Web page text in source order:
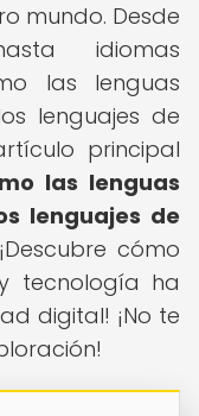
mundo. Desde
idiomas
las lenguas
lenguajes de
principal
las lenguas
lenguajes de
cómo
tecnología ha
digital! ¡No te